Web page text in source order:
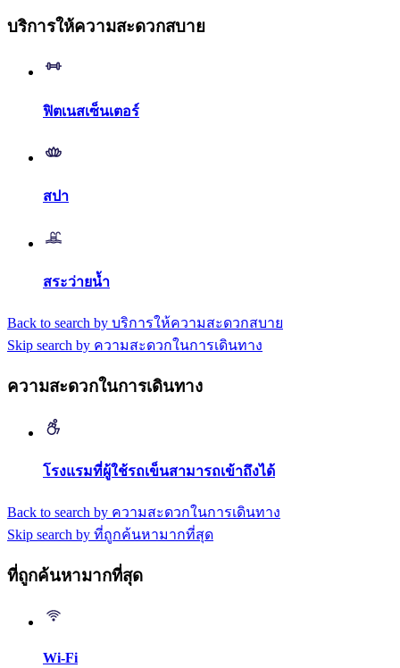
บริการให้ความสะดวกสบาย
ฟิตเนสเซ็นเตอร์
สปา
สระว่ายน้ำ
Back to search by บริการให้ความสะดวกสบาย
Skip search by ความสะดวกในการเดินทาง
ความสะดวกในการเดินทาง
โรงแรมที่ผู้ใช้รถเข็นสามารถเข้าถึงได้
Back to search by ความสะดวกในการเดินทาง
Skip search by ที่ถูกค้นหามากที่สุด
ที่ถูกค้นหามากที่สุด
Wi-Fi